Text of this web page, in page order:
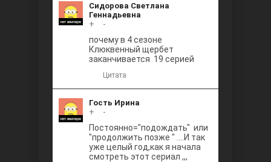
Ветреный
Сидорова Светлана
Геннадьевна
+
-
почему в 4 сезоне
Клюквенный щербет
заканчивается 19 серией
Цитата
Гость Ирина
+
-
Постоянно="подождать" или
"продолжить позже " ....И так
уже целый год,как я начала
смотреть этот сериал ,,,